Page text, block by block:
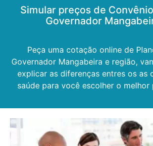
Simular preços de
Governador
Peça uma cotação online de
Governador Mangabeira e região,
explicar as diferenças entres os as
saúde para você escolher o melhor